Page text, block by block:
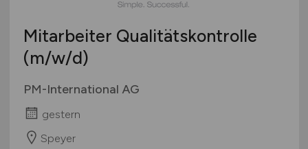
Mitarbeiter Qualitätskontrolle
(m/w/d)
PM-International AG
gestern
Speyer